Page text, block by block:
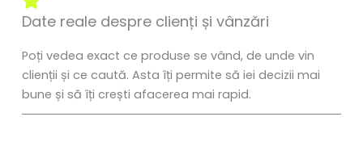
Date reale despre clienți și vânzări
Poți vedea exact ce produse se vând, de unde vin
clienții și ce caută. Asta îți permite să iei decizii mai
bune și să îți crești afacerea mai rapid.